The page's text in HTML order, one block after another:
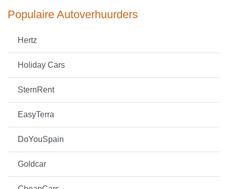
Populaire Autoverhuurders
Hertz
Holiday Cars
SternRent
EasyTerra
DoYouSpain
Goldcar